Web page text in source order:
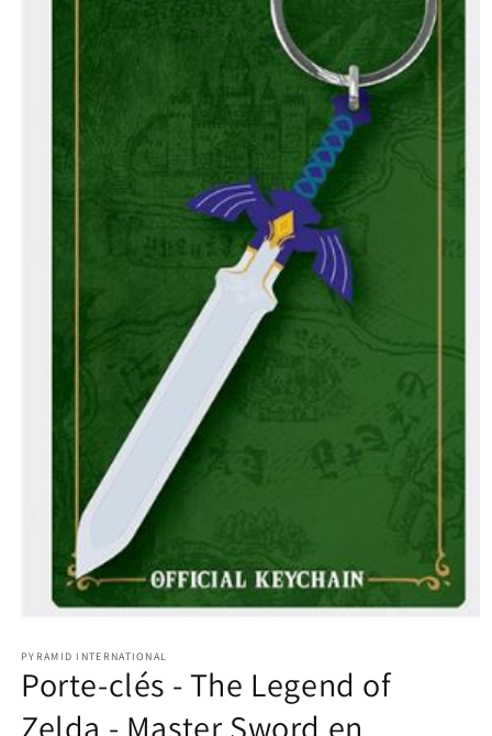
média
1
dans
fenêtre
PYRAMID INTERNATIONAL
Porte-clés - The Legend of